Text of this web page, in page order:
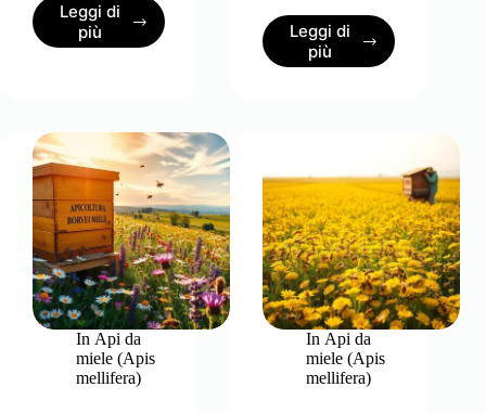
Leggi di
piùCome
gli
a
Proteggere
l’Apis
mellifera?
Leggi di
piùL’Apis
mellifera
Strategie
Sopravvivenza
e
Evoluzione
In Api da
miele (Apis
mellifera)
In Api da
miele (Apis
mellifera)